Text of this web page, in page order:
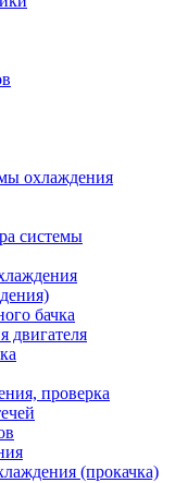
охлаждения
системы
бачка
двигателя
проверка
(прокачка)